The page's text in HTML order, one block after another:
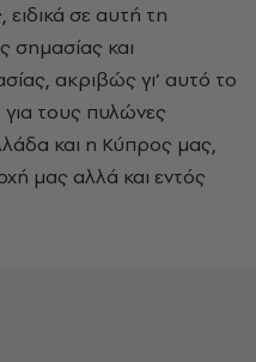
σε αυτή τη
σημασίας και
ακριβώς γι’ αυτό το
για τους πυλώνες
και η Κύπρος μας,
μας αλλά και εντός